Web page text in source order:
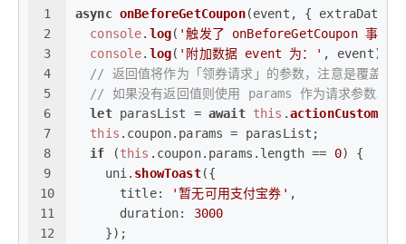
1
2
3
4
5
6
7
8
9
10
11
12
async onBeforeGetCoupon(event, { extraData }
console. log( '触发了 onBeforeGetCoupon 事件'
console. log( '附加数据 event 为：' , event);
// 返回值将作为「领券请求」的参数，注意是覆盖
// 如果没有返回值则使用 params 作为请求参数。
let parasList = await this .
this . coupon. params = parasList;
if (this . coupon. params . length == 0) {
    uni.
showToast({
title: '暂无可用支付宝券' ,
duration: 3000
    });